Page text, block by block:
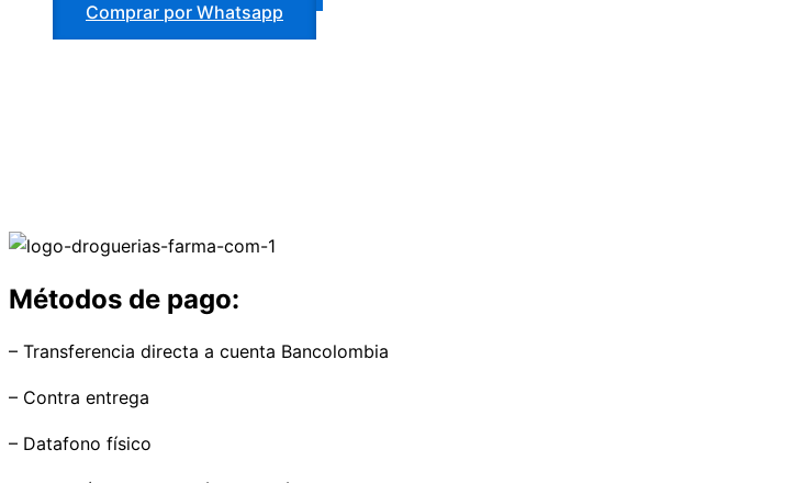
Comprar por Whatsapp
Métodos de pago:
– Transferencia directa a cuenta Bancolombia
– Contra entrega
– Datafono físico